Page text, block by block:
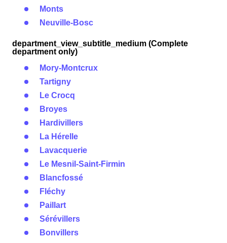
Monts
Neuville-Bosc
department_view_subtitle_medium (Complete
department only)
Mory-Montcrux
Tartigny
Le Crocq
Broyes
Hardivillers
La Hérelle
Lavacquerie
Le Mesnil-Saint-Firmin
Blancfossé
Fléchy
Paillart
Sérévillers
Bonvillers